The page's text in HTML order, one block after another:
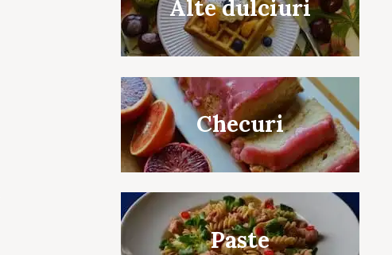
Alte dulciuri
Checuri
Paste